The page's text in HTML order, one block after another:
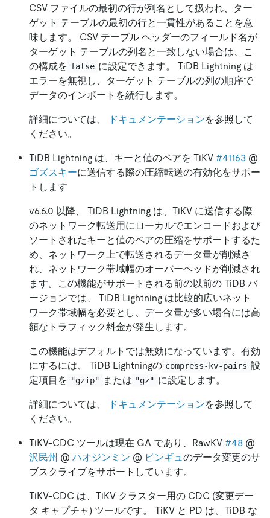
CSV ファイルの最初の行が列名として扱われ、ター
ゲット テーブルの最初の行と一貫性があることを意
味します。 CSV テーブル ヘッダーのフィールド名が
ターゲット テーブルの列名と一致しない場合は、こ
の構成を false に設定できます。 TiDB Lightning は
エラーを無視し、ターゲット テーブルの列の順序で
データのインポートを続行します。
詳細については、 ドキュメンテーションを参照して
ください。
TiDB Lightning は、キーと値のペアを TiKV #41163 @
ゴズスキーに送信する際の圧縮転送の有効化をサポー
トします
v6.6.0 以降、 TiDB Lightning は、TiKV に送信する際
のネットワーク転送用にローカルでエンコードおよび
ソートされたキーと値のペアの圧縮をサポートするた
め、ネットワーク上で転送されるデータ量が削減さ
れ、ネットワーク帯域幅のオーバーヘッドが削減され
ます。この機能がサポートされる前の以前の TiDB バ
ージョンでは、 TiDB Lightning は比較的広いネット
ワーク帯域幅を必要とし、データ量が多い場合には高
額なトラフィック料金が発生します。
この機能はデフォルトでは無効になっています。有効
にするには、 TiDB Lightningの compress-kv-pairs 設
定項目を "gzip" または "gz" に設定します。
詳細については、 ドキュメンテーションを参照して
ください。
TiKV-CDC ツールは現在 GA であり、RawKV #48 @
沢民州 @ ハオジンミン @ ピンギュ のデータ変更のサ
ブスクライブをサポートしています。
TiKV-CDC は、TiKV クラスター用の CDC (変更デー
タ キャプチャ) ツールです。 TiKV と PD は、TiDB な